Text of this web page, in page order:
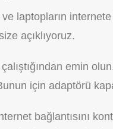
ve laptopların
açıklıyoruz.
emin
için adaptörü
bağlantısını